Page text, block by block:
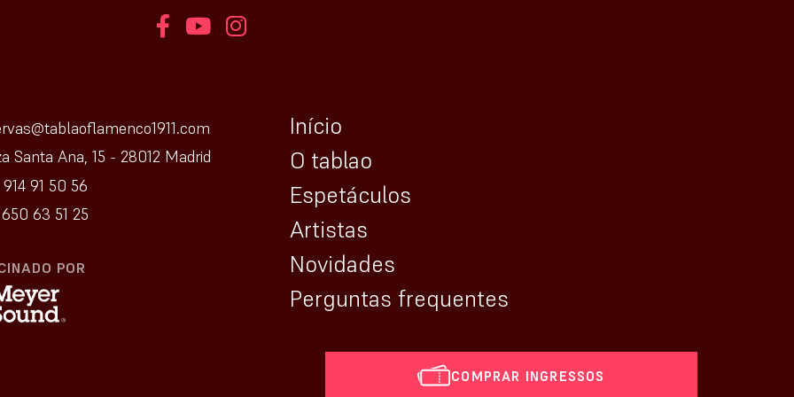
COMPRAR INGRESSOS
Início
O tablao
Espetáculos
Artistas
Novidades
Perguntas frequentes
Santa Ana, 15 - 28012 Madrid
91 50 56
63 51 25
POR